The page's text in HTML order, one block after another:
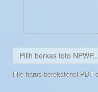
File harus berekstensi PDF